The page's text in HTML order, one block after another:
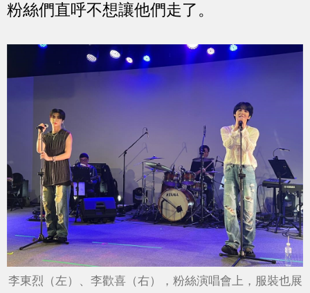
粉絲們直呼不想讓他們走了。
李東烈（左）、李歡喜（右），粉絲演唱會上，服裝也展